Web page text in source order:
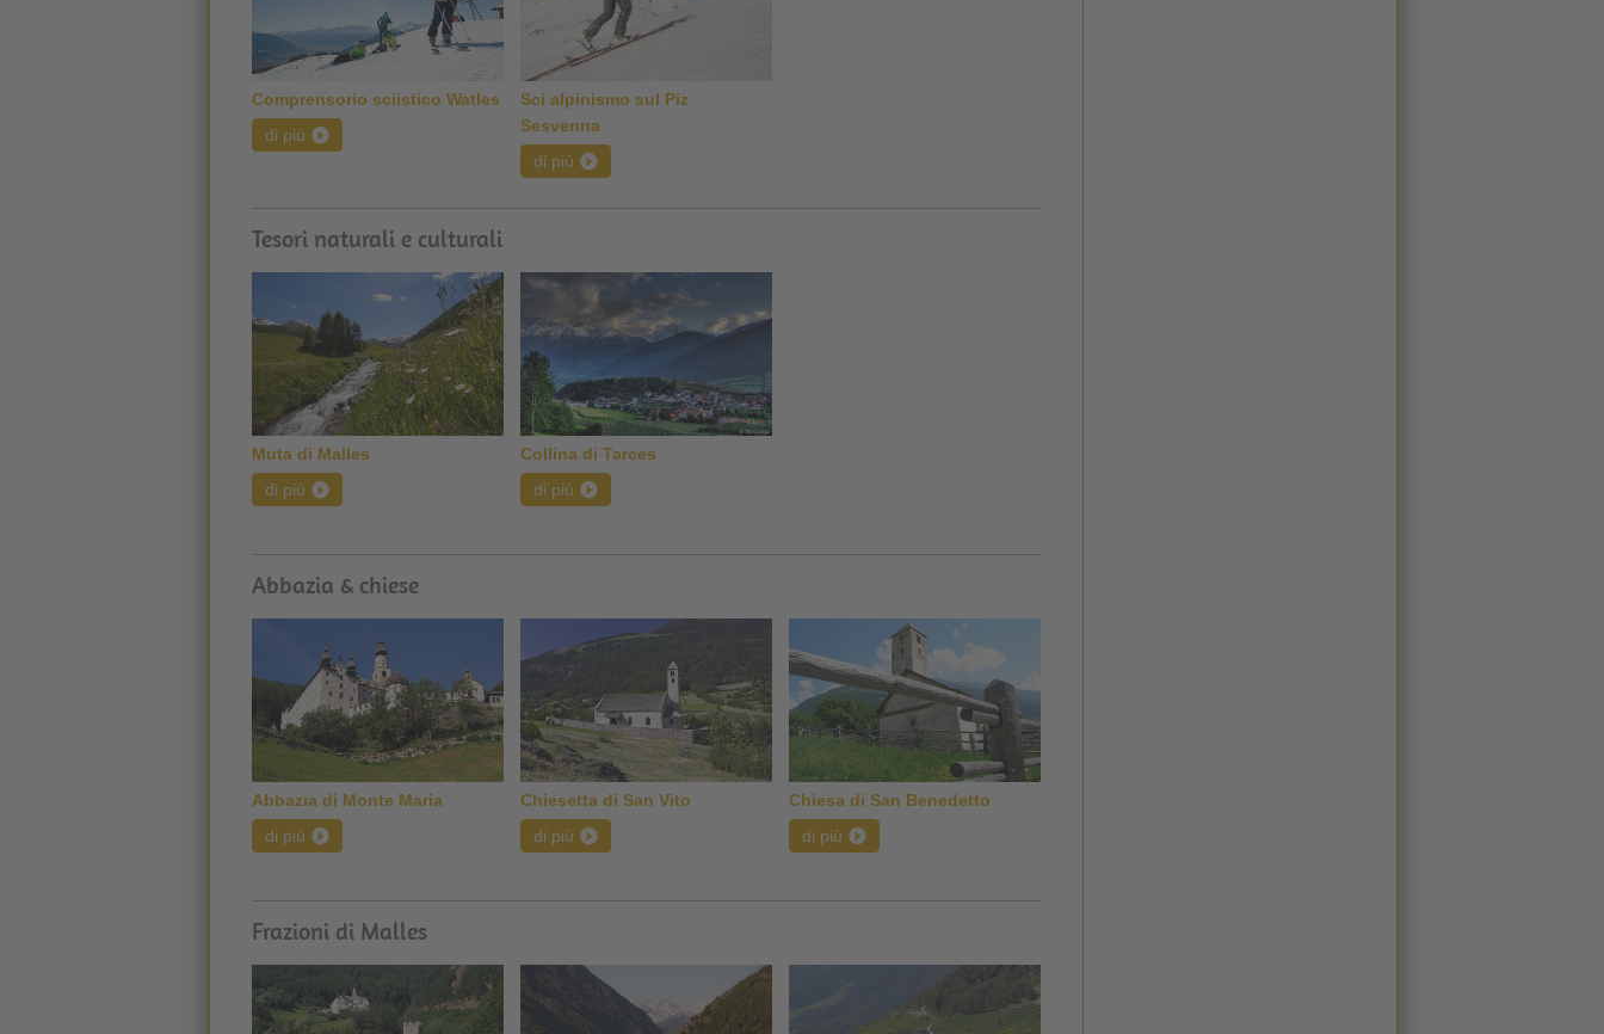
Comprensorio sciistico Watles
di più
Sci alpinismo sul Piz
Sesvenna
di più
Tesori naturali e culturali
Muta di Malles
di più
Collina di Tarces
di più
Abbazia & chiese
Abbazia di Monte Maria
di più
Chiesetta di San Vito
di più
Chiesa di San Benedetto
di più
Frazioni di Malles